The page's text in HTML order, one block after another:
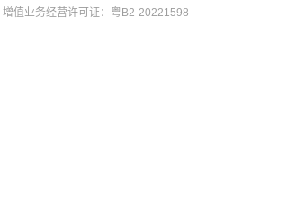
增值业务经营许可证：粤B2-20221598